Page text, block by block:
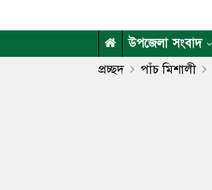
উপজেলা সংবাদ
প্রচ্ছদ পাঁচ মিশালী